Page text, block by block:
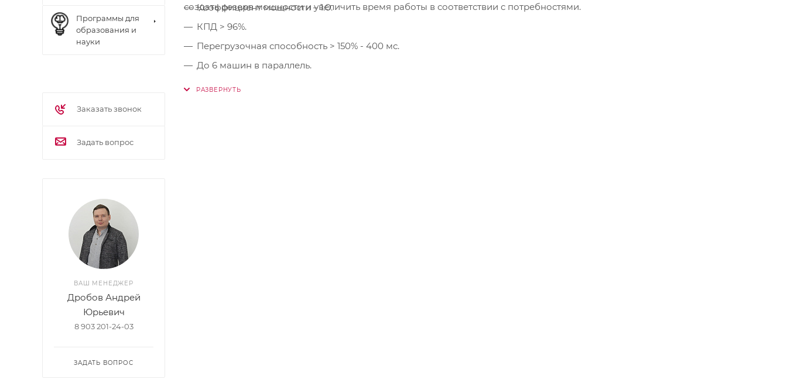
создать резерв мощности и увеличить время работы в соответствии с потребностями.
Коэффициент мощности – 1.0.
КПД > 96%.
Перегрузочная способность > 150% - 400 мс.
До 6 машин в параллель.
Встроенные и внешние АКБ и батарейные кабинеты в комплекте.
Программы для
образования и
науки
Заказать звонок
Задать вопрос
ВАШ МЕНЕДЖЕР
Дробов Андрей
Юрьевич
8 903 201-24-03
ЗАДАТЬ ВОПРОС